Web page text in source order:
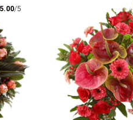
5.00/5